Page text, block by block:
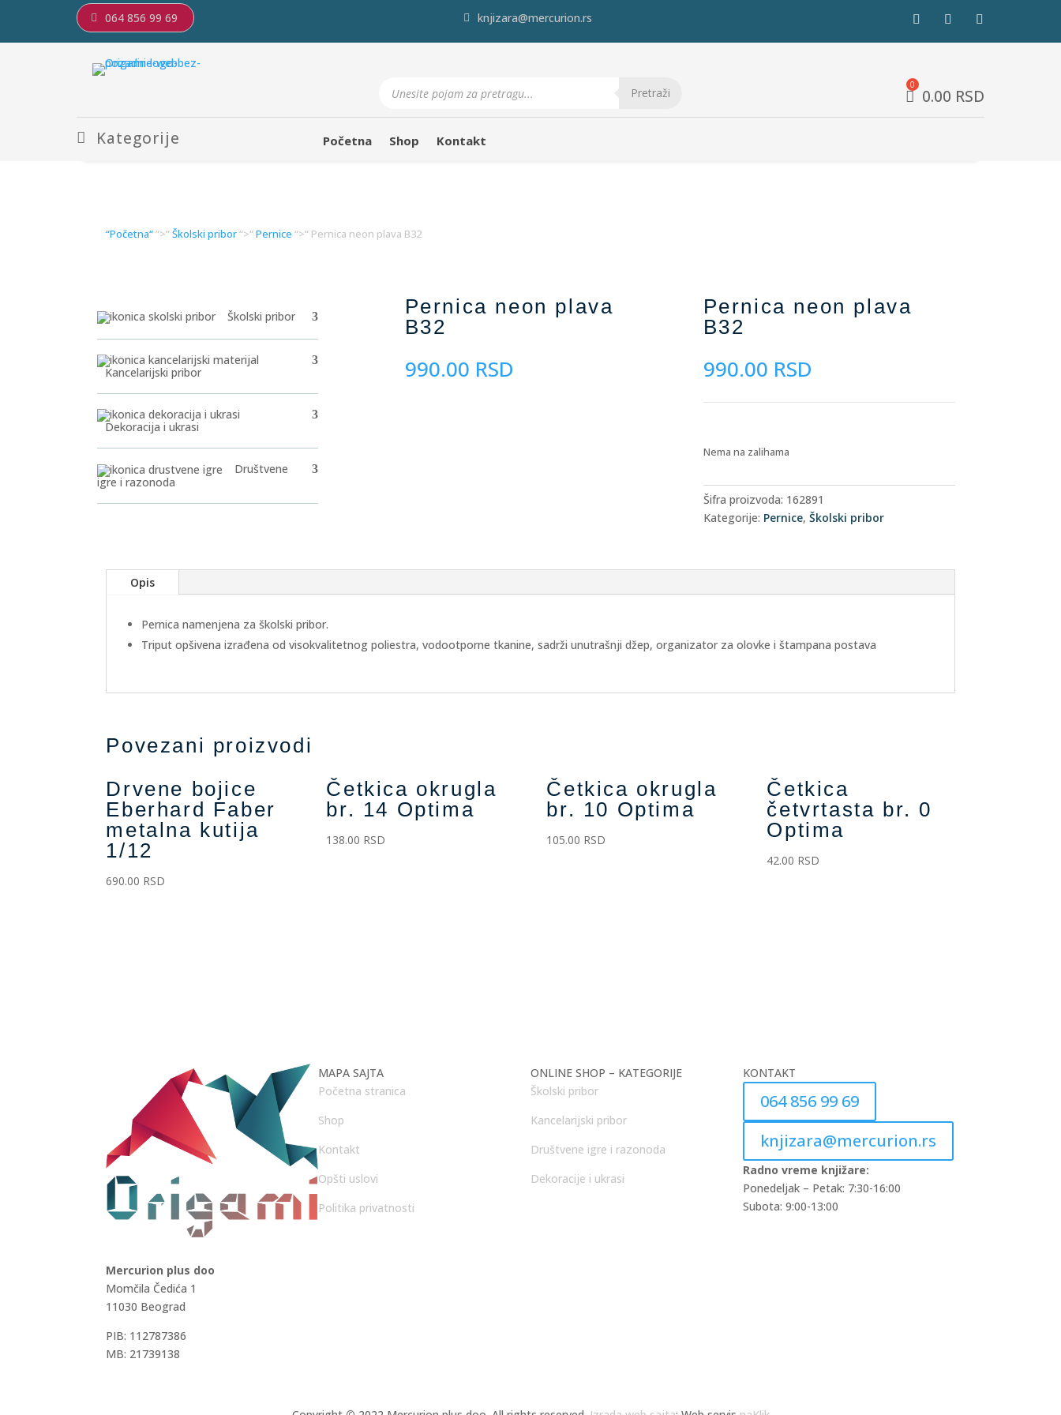
064 856 99 69 knjizara@mercurion.rs
search Pretraži 0.00 RSD
Kategorije Početna Shop Kontakt
“Početna““>“Školski pribor“>“Pernice “>“ Pernica neon plava B32
Školski pribor
Kancelarijski pribor
Dekoracija i ukrasi
Društvene
igre i razonoda
Pernica neon plava
B32
990.00 RSD
Pernica neon plava
B32
990.00 RSD
Nema na zalihama
Šifra proizvoda: 162891
Kategorije: Pernice, Školski pribor
Opis
Pernica namenjena za školski pribor.
Triput opšivena izrađena od visokvalitetnog poliestra, vodootporne tkanine, sadrži unutrašnji džep, organizator za olovke i štampana postava
Povezani proizvodi
Drvene bojice
Eberhard Faber
metalna kutija
1/12
690.00 RSD
Četkica okrugla
br. 14 Optima
138.00 RSD
Četkica okrugla
br. 10 Optima
105.00 RSD
Četkica
četvrtasta br. 0
Optima
42.00 RSD
Mercurion plus doo
Momčila Čedića 1
11030 Beograd
PIB: 112787386
MB: 21739138
MAPA SAJTA
Početna stranica
Shop
Kontakt
Opšti uslovi
Politika privatnosti
ONLINE SHOP – KATEGORIJE
Školski pribor
Kancelarijski pribor
Društvene igre i razonoda
Dekoracije i ukrasi
KONTAKT
064 856 99 69
knjizara@mercurion.rs
Radno vreme knjižare:
Ponedeljak – Petak: 7:30-16:00
Subota: 9:00-13:00